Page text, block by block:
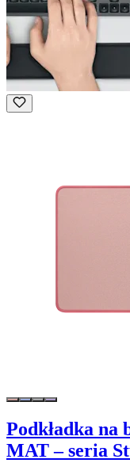
Podkładka
MAT – seria